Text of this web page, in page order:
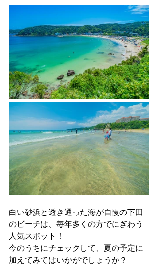
白い砂浜と透き通った海が自慢の下田
のビーチは、毎年多くの方でにぎわう
人気スポット！
今のうちにチェックして、夏の予定に
加えてみてはいかがでしょうか？